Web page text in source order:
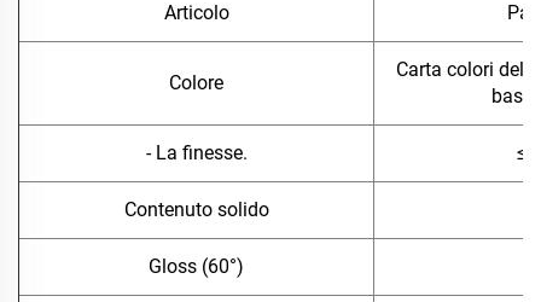
Articolo
Colore
Carta colori
base
- La finesse. ≤
Contenuto solido
Gloss (60°)